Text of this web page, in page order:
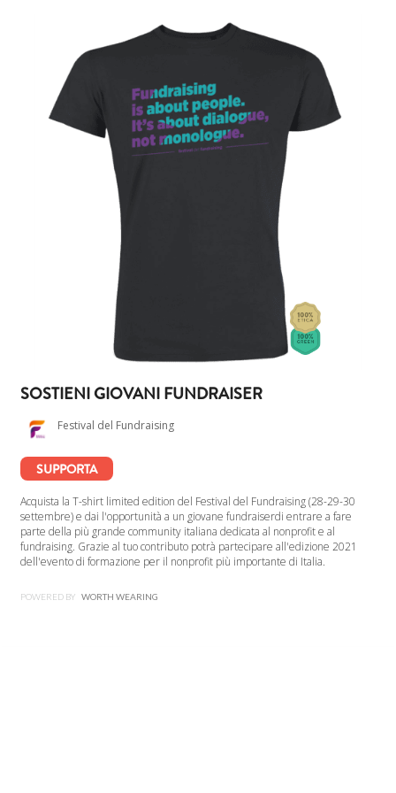
SOSTIENI GIOVANI FUNDRAISER
Festival del Fundraising
SUPPORTA
Acquista la T-shirt limited edition del Festival del Fundraising (28-29-30
settembre) e dai l'opportunità a un giovane fundraiserdi entrare a fare
parte della più grande community italiana dedicata al nonprofit e al
fundraising. Grazie al tuo contributo potrà partecipare all'edizione 2021
dell'evento di formazione per il nonprofit più importante di Italia.
POWERED BY WORTH WEARING